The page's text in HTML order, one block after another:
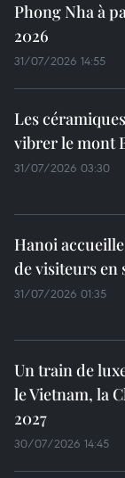
Phong Nha à
2026
31/07/2026 14:55
Les
vibrer le mont
31/07/2026 03:30
Hanoi
de visiteurs en
31/07/2026 01:35
Un train de
le Vietnam, la
2027
30/07/2026 14:45